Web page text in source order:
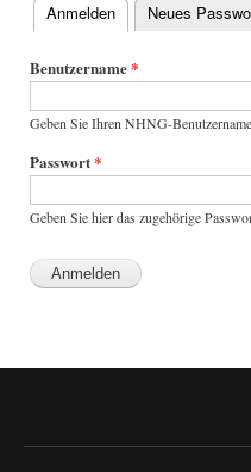
Haupt-Reiter
Anmelden (aktiver Reiter)
Neues
Benutzername*
Geben Sie Ihren NHNG-
Passwort*
Geben Sie hier das zugehörige